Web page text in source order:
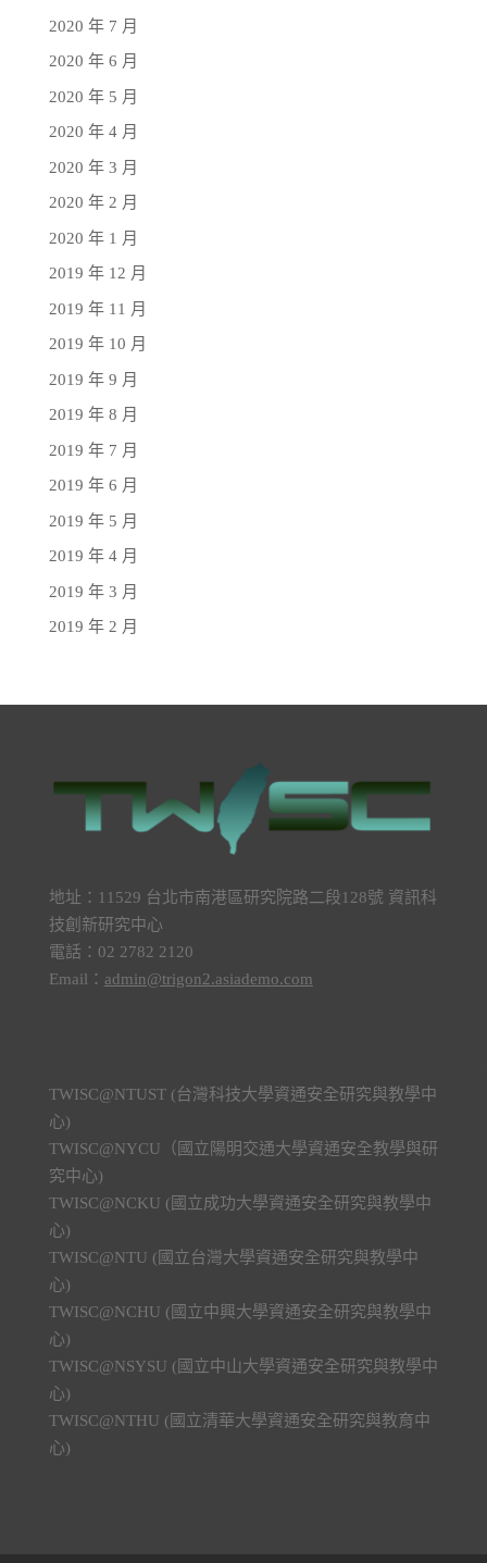
2020 年 7 月
2020 年 6 月
2020 年 5 月
2020 年 4 月
2020 年 3 月
2020 年 2 月
2020 年 1 月
2019 年 12 月
2019 年 11 月
2019 年 10 月
2019 年 9 月
2019 年 8 月
2019 年 7 月
2019 年 6 月
2019 年 5 月
2019 年 4 月
2019 年 3 月
2019 年 2 月
地址：11529 台北市南港區研究院路二段128號 資訊科
技創新研究中心
電話：02 2782 2120
Email： admin@trigon2.asiademo.com
TWISC@NTUST (台灣科技大學資通安全研究與教學中
心)
TWISC@NYCU（國立陽明交通大學資通安全教學與研
究中心)
TWISC@NCKU (國立成功大學資通安全研究與教學中
心)
TWISC@NTU (國立台灣大學資通安全研究與教學中
心)
TWISC@NCHU (國立中興大學資通安全研究與教學中
心)
TWISC@NSYSU (國立中山大學資通安全研究與教學中
心)
TWISC@NTHU (國立清華大學資通安全研究與教育中
心)